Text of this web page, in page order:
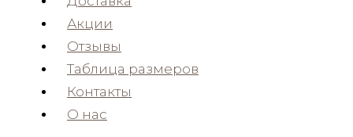
Акции
Отзывы
Таблица размеров
Контакты
О нас
ОТ 1500 РУБ
Белая сорочка